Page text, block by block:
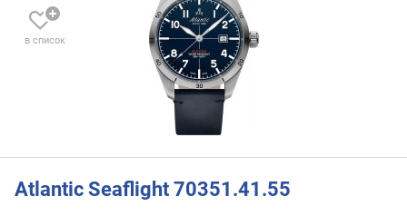
в список
Atlantic Seaflight 70351.41.55